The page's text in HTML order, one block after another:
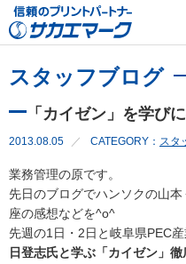
スタッフブログ
「カイゼン」を学び
2013.08.05 CATEGORY： スタ
業務管理の原です。
先日のブログでハンソクの山
座の感想などを^o^
先週の1日・2日と岐阜県PEC
日登志氏と学ぶ「カイゼン」徹